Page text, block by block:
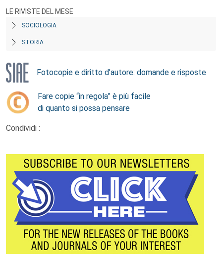
LE RIVISTE DEL MESE
SOCIOLOGIA
STORIA
Fotocopie e diritto d’autore: domande e risposte
Fare copie “in regola” è più facile
di quanto si possa pensare
Condividi :